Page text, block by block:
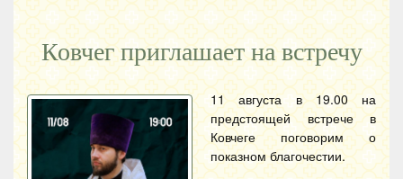
Ковчег приглашает на встречу
11 августа в 19.00 на
предстоящей встрече в
Ковчеге поговорим о
показном благочестии.